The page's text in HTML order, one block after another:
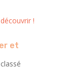
et